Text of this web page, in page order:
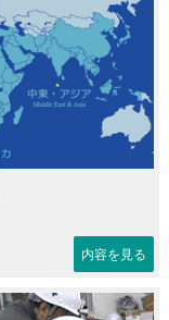
内容を見る